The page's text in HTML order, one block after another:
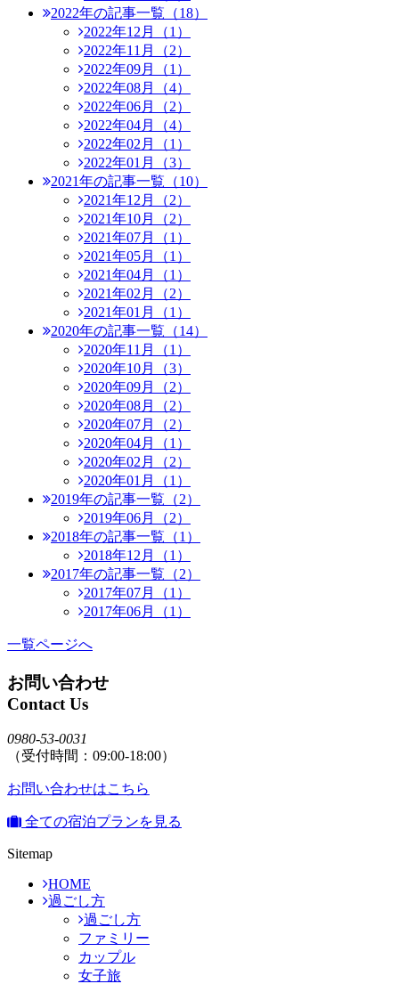
2022年の記事一覧（18）
2022年12月（1）
2022年11月（2）
2022年09月（1）
2022年08月（4）
2022年06月（2）
2022年04月（4）
2022年02月（1）
2022年01月（3）
2021年の記事一覧（10）
2021年12月（2）
2021年10月（2）
2021年07月（1）
2021年05月（1）
2021年04月（1）
2021年02月（2）
2021年01月（1）
2020年の記事一覧（14）
2020年11月（1）
2020年10月（3）
2020年09月（2）
2020年08月（2）
2020年07月（2）
2020年04月（1）
2020年02月（2）
2020年01月（1）
2019年の記事一覧（2）
2019年06月（2）
2018年の記事一覧（1）
2018年12月（1）
2017年の記事一覧（2）
2017年07月（1）
2017年06月（1）
一覧ページへ
お問い合わせ
Contact Us
0980-53-0031
（受付時間：09:00-18:00）
お問い合わせはこちら
全ての宿泊プランを見る
Sitemap
HOME
過ごし方
過ごし方
ファミリー
カップル
女子旅